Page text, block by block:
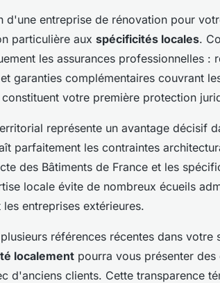
d'une entreprise de rénovation pour
particulière aux spécificités locales.
les assurances professionnelles :
garanties complémentaires couvrant
votre première protection
représente un avantage décisif
parfaitement les contraintes
des Bâtiments de France et les
locale évite de nombreux écueils
les entreprises extérieures.
références récentes dans
localement pourra vous présenter
d'anciens clients. Cette transparence